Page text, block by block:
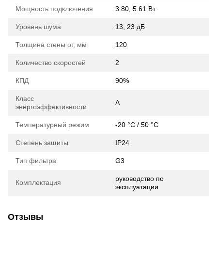
Мощность подключения 3.80, 5.61 Вт
Уровень шума 13, 23 дБ
Толщина стены от, мм 120
Количество скоростей 2
КПД 90%
Класс
энергоэффективности
A
Температурный режим -20 °C / 50 °C
Степень защиты IP24
Тип фильтра G3
Комплектация
руководство по
эксплуатации
Отзывы